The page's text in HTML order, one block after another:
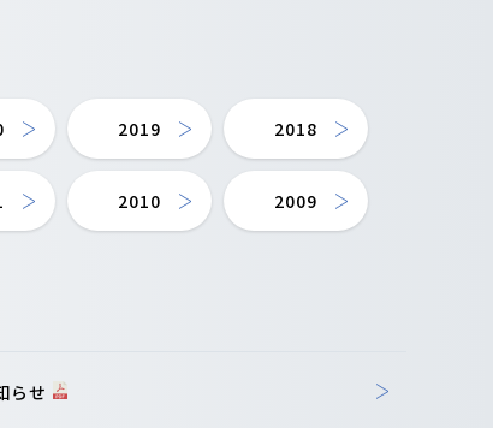
2019 2018
2010 2009
らせ